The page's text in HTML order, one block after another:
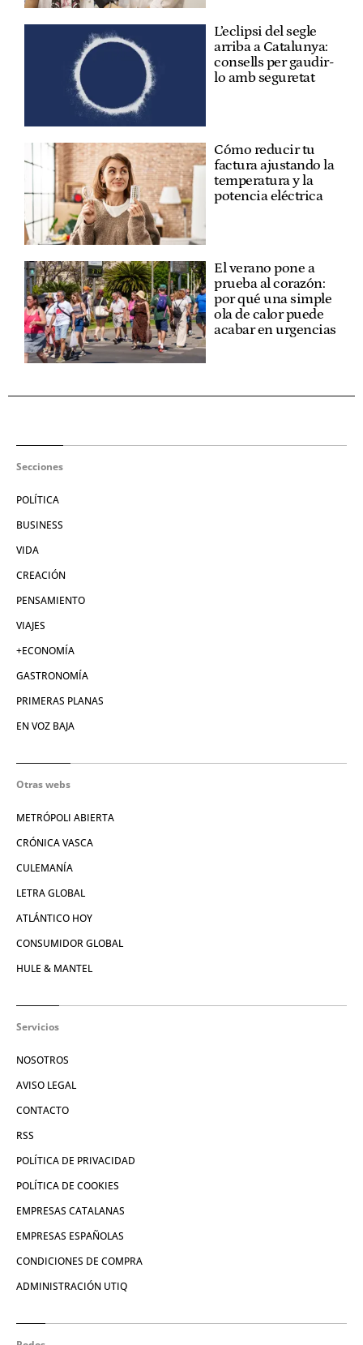
L’eclipsi del segle
arriba a Catalunya:
consells per gaudir-
lo amb seguretat
Cómo reducir tu
factura ajustando la
temperatura y la
potencia eléctrica
El verano pone a
prueba al corazón:
por qué una simple
ola de calor puede
acabar en urgencias
Secciones
POLÍTICA
BUSINESS
VIDA
CREACIÓN
PENSAMIENTO
VIAJES
+ECONOMÍA
GASTRONOMÍA
PRIMERAS PLANAS
EN VOZ BAJA
Otras webs
METRÓPOLI ABIERTA
CRÓNICA VASCA
CULEMANÍA
LETRA GLOBAL
ATLÁNTICO HOY
CONSUMIDOR GLOBAL
HULE & MANTEL
Servicios
NOSOTROS
AVISO LEGAL
CONTACTO
RSS
POLÍTICA DE PRIVACIDAD
POLÍTICA DE COOKIES
EMPRESAS CATALANAS
EMPRESAS ESPAÑOLAS
CONDICIONES DE COMPRA
ADMINISTRACIÓN UTIQ